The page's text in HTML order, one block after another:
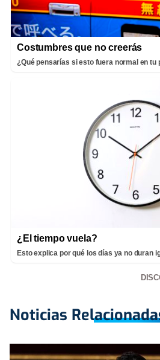
Costumbres que no creerás
¿Qué pensarías si esto fuera normal en tu
¿El tiempo vuela?
Esto explica por qué los días ya no duran
Noticias